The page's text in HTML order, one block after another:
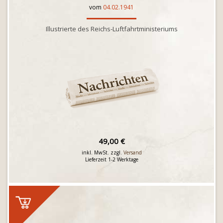
vom 04.02.1941
Illustrierte des Reichs-Luftfahrtministeriums
49,00 €
inkl. MwSt. zzgl. Versand
Lieferzeit 1-2 Werktage